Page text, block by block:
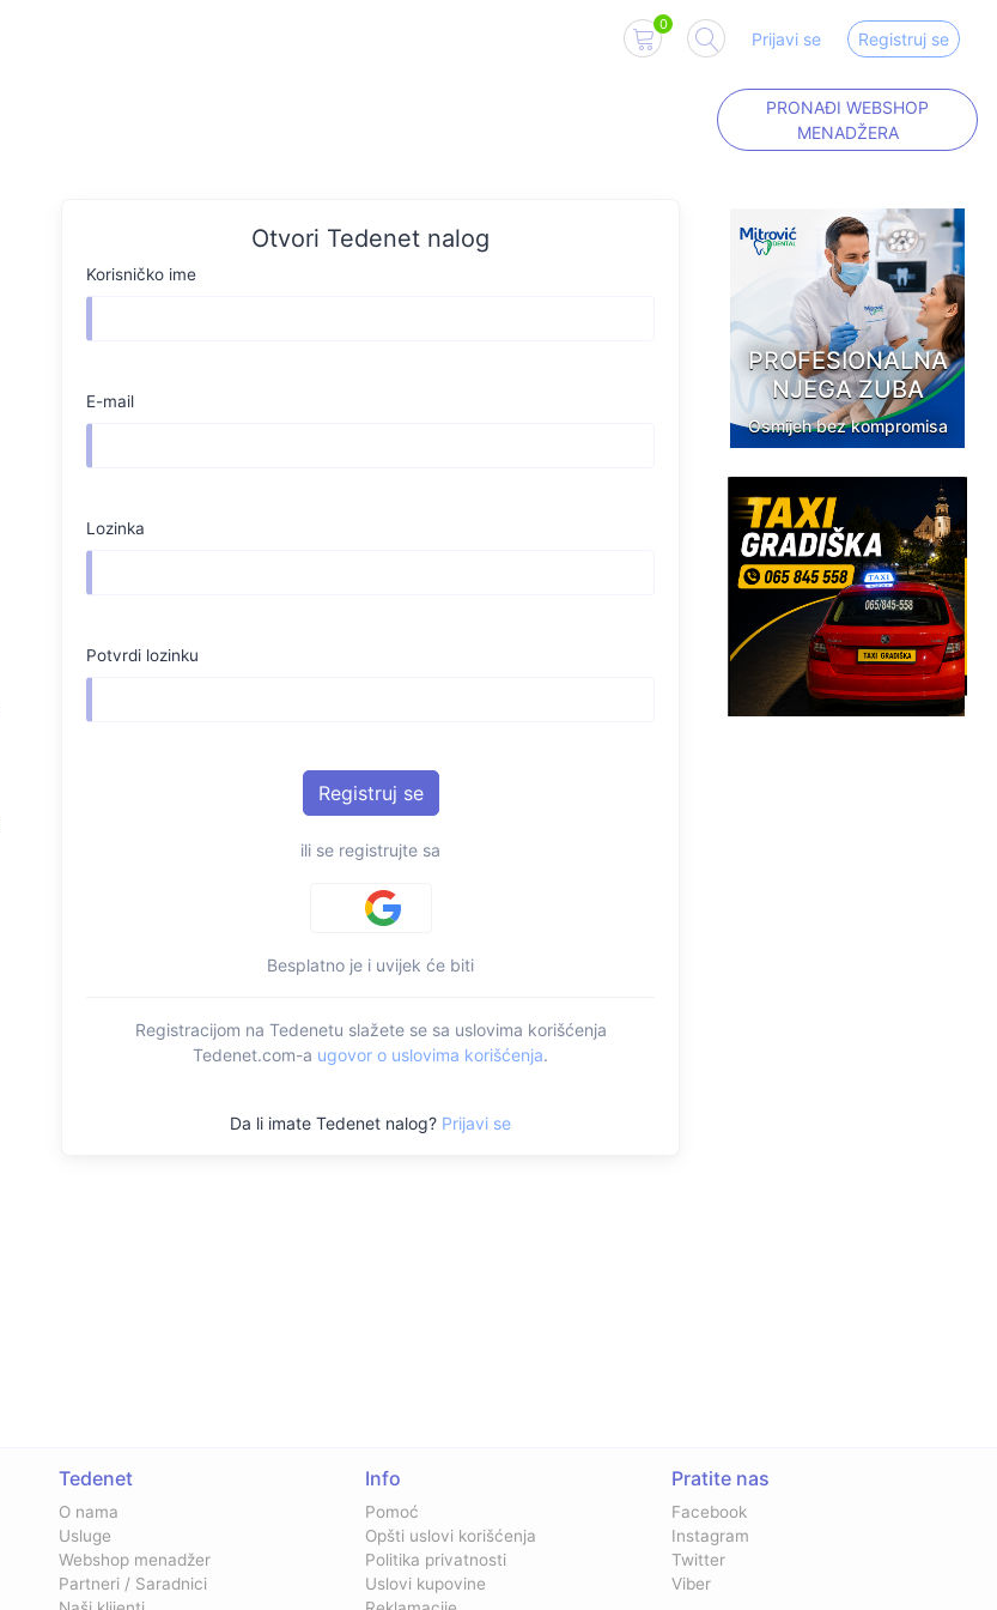
0
Prijavi se Registruj se
Otvori Tedenet nalog
Korisničko ime
E-mail
Lozinka
Potvrdi lozinku
ili se registrujte sa
Besplatno je i uvijek će biti
Registracijom na Tedenetu slažete se sa uslovima korišćenja
Tedenet.com-a ugovor o uslovima korišćenja.
Da li imate Tedenet nalog? Prijavi se
PRONAĐI WEBSHOP
MENADŽERA
PROFESIONALNA
NJEGA ZUBA
Osmijeh bez kompromisa
Tedenet
O nama
Usluge
Webshop menadžer
Partneri / Saradnici
Info
Pomoć
Opšti uslovi korišćenja
Politika privatnosti
Uslovi kupovine
Pratite nas
Facebook
Instagram
Twitter
Viber